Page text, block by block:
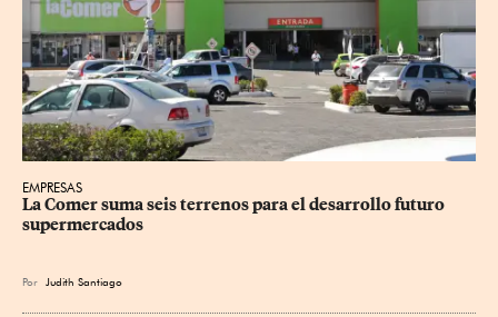
EMPRESAS
La Comer suma seis terrenos para el desarrollo futuro
supermercados
Por Judith Santiago